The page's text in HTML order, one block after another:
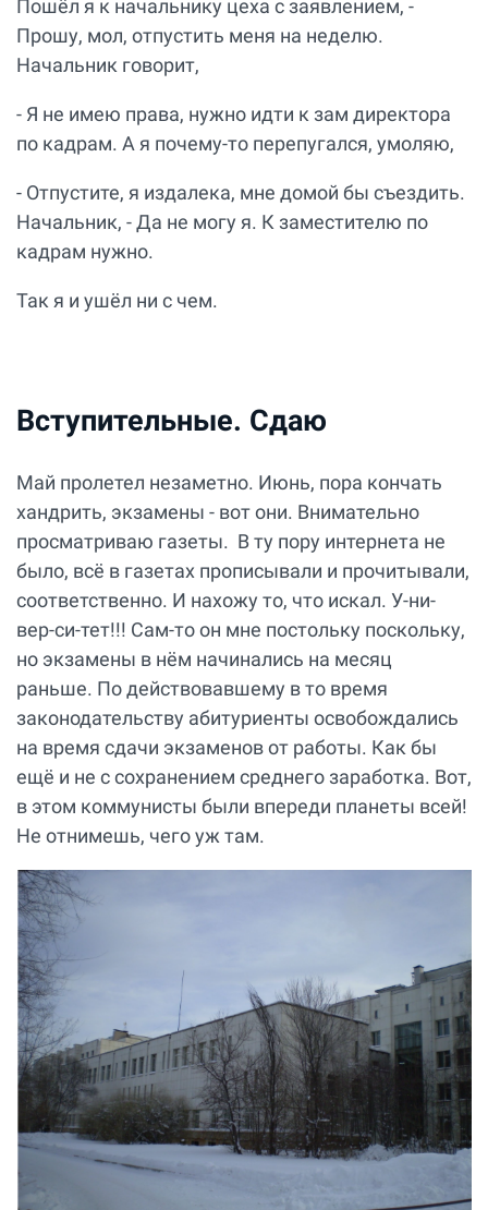
Пошёл я к начальнику цеха с заявлением, -
Прошу, мол, отпустить меня на неделю.
Начальник говорит,
- Я не имею права, нужно идти к зам директора
по кадрам. А я почему-то перепугался, умоляю,
- Отпустите, я издалека, мне домой бы съездить.
Начальник, - Да не могу я. К заместителю по
кадрам нужно.
Так я и ушёл ни с чем.
Вступительные. Сдаю
Май пролетел незаметно. Июнь, пора кончать
хандрить, экзамены - вот они. Внимательно
просматриваю газеты. В ту пору интернета не
было, всё в газетах прописывали и прочитывали,
соответственно. И нахожу то, что искал. У-ни-
вер-си-тет!!! Сам-то он мне постольку поскольку,
но экзамены в нём начинались на месяц
раньше. По действовавшему в то время
законодательству абитуриенты освобождались
на время сдачи экзаменов от работы. Как бы
ещё и не с сохранением среднего заработка. Вот,
в этом коммунисты были впереди планеты всей!
Не отнимешь, чего уж там.